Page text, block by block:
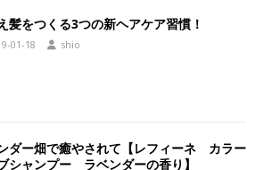
髪をつくる3つの新ヘアケア習慣！
01-18 shio
ダー畑で癒やされて【レフィーネ カラー
シャンプー ラベンダーの香り】